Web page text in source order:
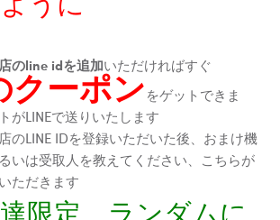
のline idを追加いただければすぐ
クーポンをゲットできま
がLINEで送りいたします
LINE IDを登録いただいた後、おまけ機
いは受取人を教えてください、こちらが
ただきます
限定、ランダムに